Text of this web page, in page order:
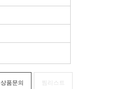
상품문의 찜리스트